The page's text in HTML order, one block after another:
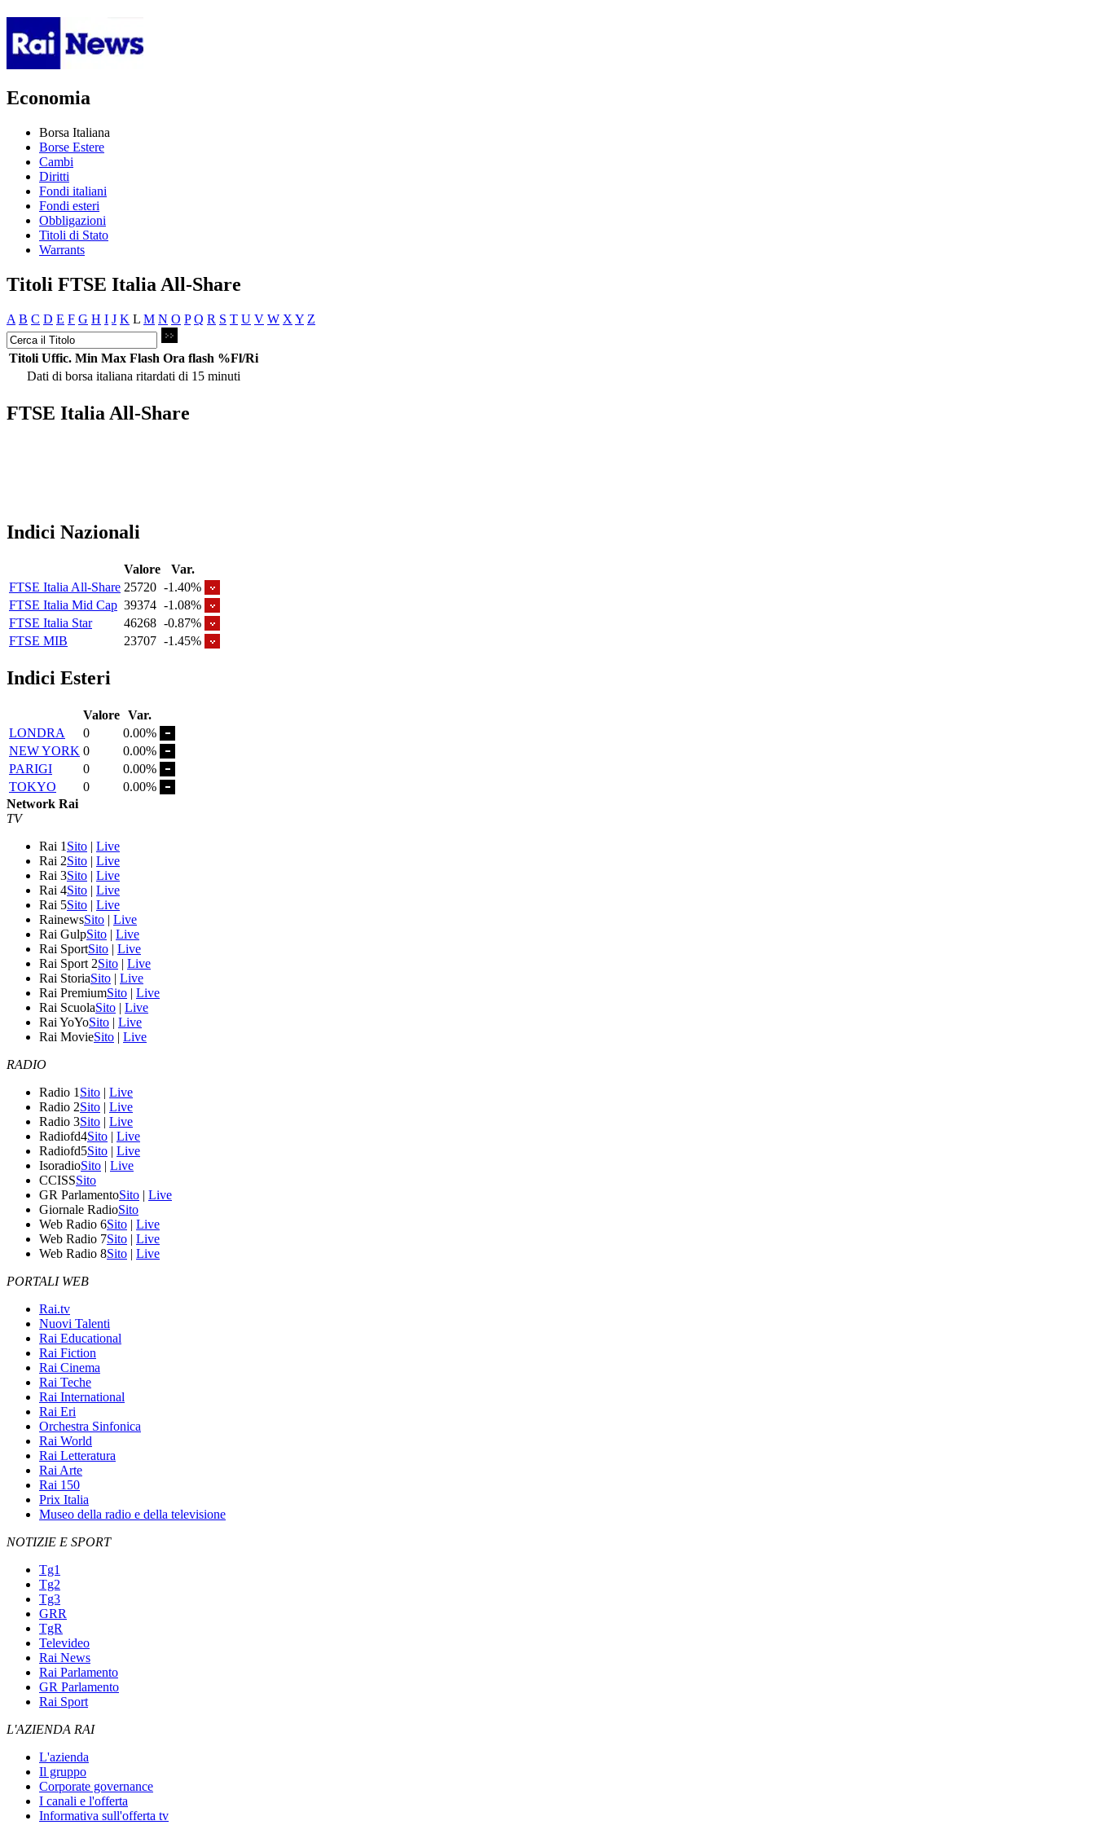
Economia
Borsa Italiana
Borse Estere
Cambi
Diritti
Fondi italiani
Fondi esteri
Obbligazioni
Titoli di Stato
Warrants
Titoli FTSE Italia All-Share
A B C D E F G H I J K L M N O P Q R S T U V W X Y Z
Titoli Uffic. Min Max Flash Ora flash %Fl/Ri
Dati di borsa italiana ritardati di 15 minuti
FTSE Italia All-Share
Indici Nazionali
Valore
Var.
FTSE Italia All-Share 25720 -1.40%
FTSE Italia Mid Cap 39374 -1.08%
FTSE Italia Star
46268 -0.87%
FTSE MIB
23707 -1.45%
Indici Esteri
Valore Var.
LONDRA
0
0.00%
NEW YORK 0
0.00%
PARIGI
0
0.00%
TOKYO
0
0.00%
Network Rai
TV
Rai 1 Sito | Live
Rai 2Sito | Live
Rai 3Sito | Live
Rai 4Sito | Live
Rai 5Sito | Live
RainewsSito | Live
Rai GulpSito | Live
Rai SportSito | Live
Rai Sport 2Sito | Live
Rai StoriaSito | Live
Rai PremiumSito | Live
Rai ScuolaSito | Live
Rai YoYoSito | Live
Rai MovieSito | Live
RADIO
Radio 1 Sito | Live
Radio 2Sito | Live
Radio 3Sito | Live
Radiofd4Sito | Live
Radiofd5Sito | Live
IsoradioSito | Live
CCISSSito
GR ParlamentoSito | Live
Giornale RadioSito
Web Radio 6Sito | Live
Web Radio 7Sito | Live
Web Radio 8Sito | Live
PORTALI WEB
Rai.tv
Nuovi Talenti
Rai Educational
Rai Fiction
Rai Cinema
Rai Teche
Rai International
Rai Eri
Orchestra Sinfonica
Rai World
Rai Letteratura
Rai Arte
Rai 150
Prix Italia
Museo della radio e della televisione
NOTIZIE E SPORT
Tg1
Tg2
Tg3
GRR
TgR
Televideo
Rai News
Rai Parlamento
GR Parlamento
Rai Sport
L'AZIENDA RAI
L'azienda
Il gruppo
Corporate governance
I canali e l'offerta
Informativa sull'offerta tv